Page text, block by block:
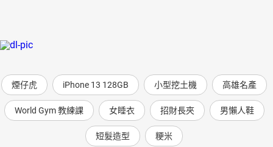
煙仔虎 iPhone 13 128GB 小型挖土機 高雄名產
World Gym 教練課 女睡衣 招財長夾 男懶人鞋
短髮造型 粳米